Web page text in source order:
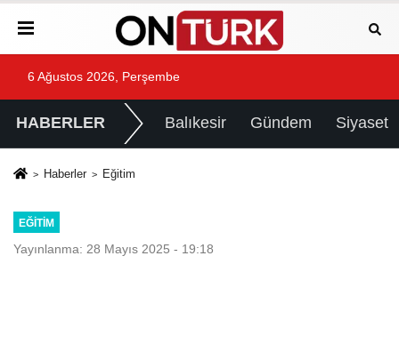
6 Ağustos 2026, Perşembe
HABERLER Balıkesir Gündem Siyaset
Haberler Eğitim
EĞITIM
Yayınlanma: 28 Mayıs 2025 - 19:18